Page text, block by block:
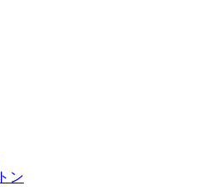
ン